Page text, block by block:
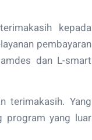
kepada
pembayaran
dan L-smart
terimakasih. Yang
program yang luar